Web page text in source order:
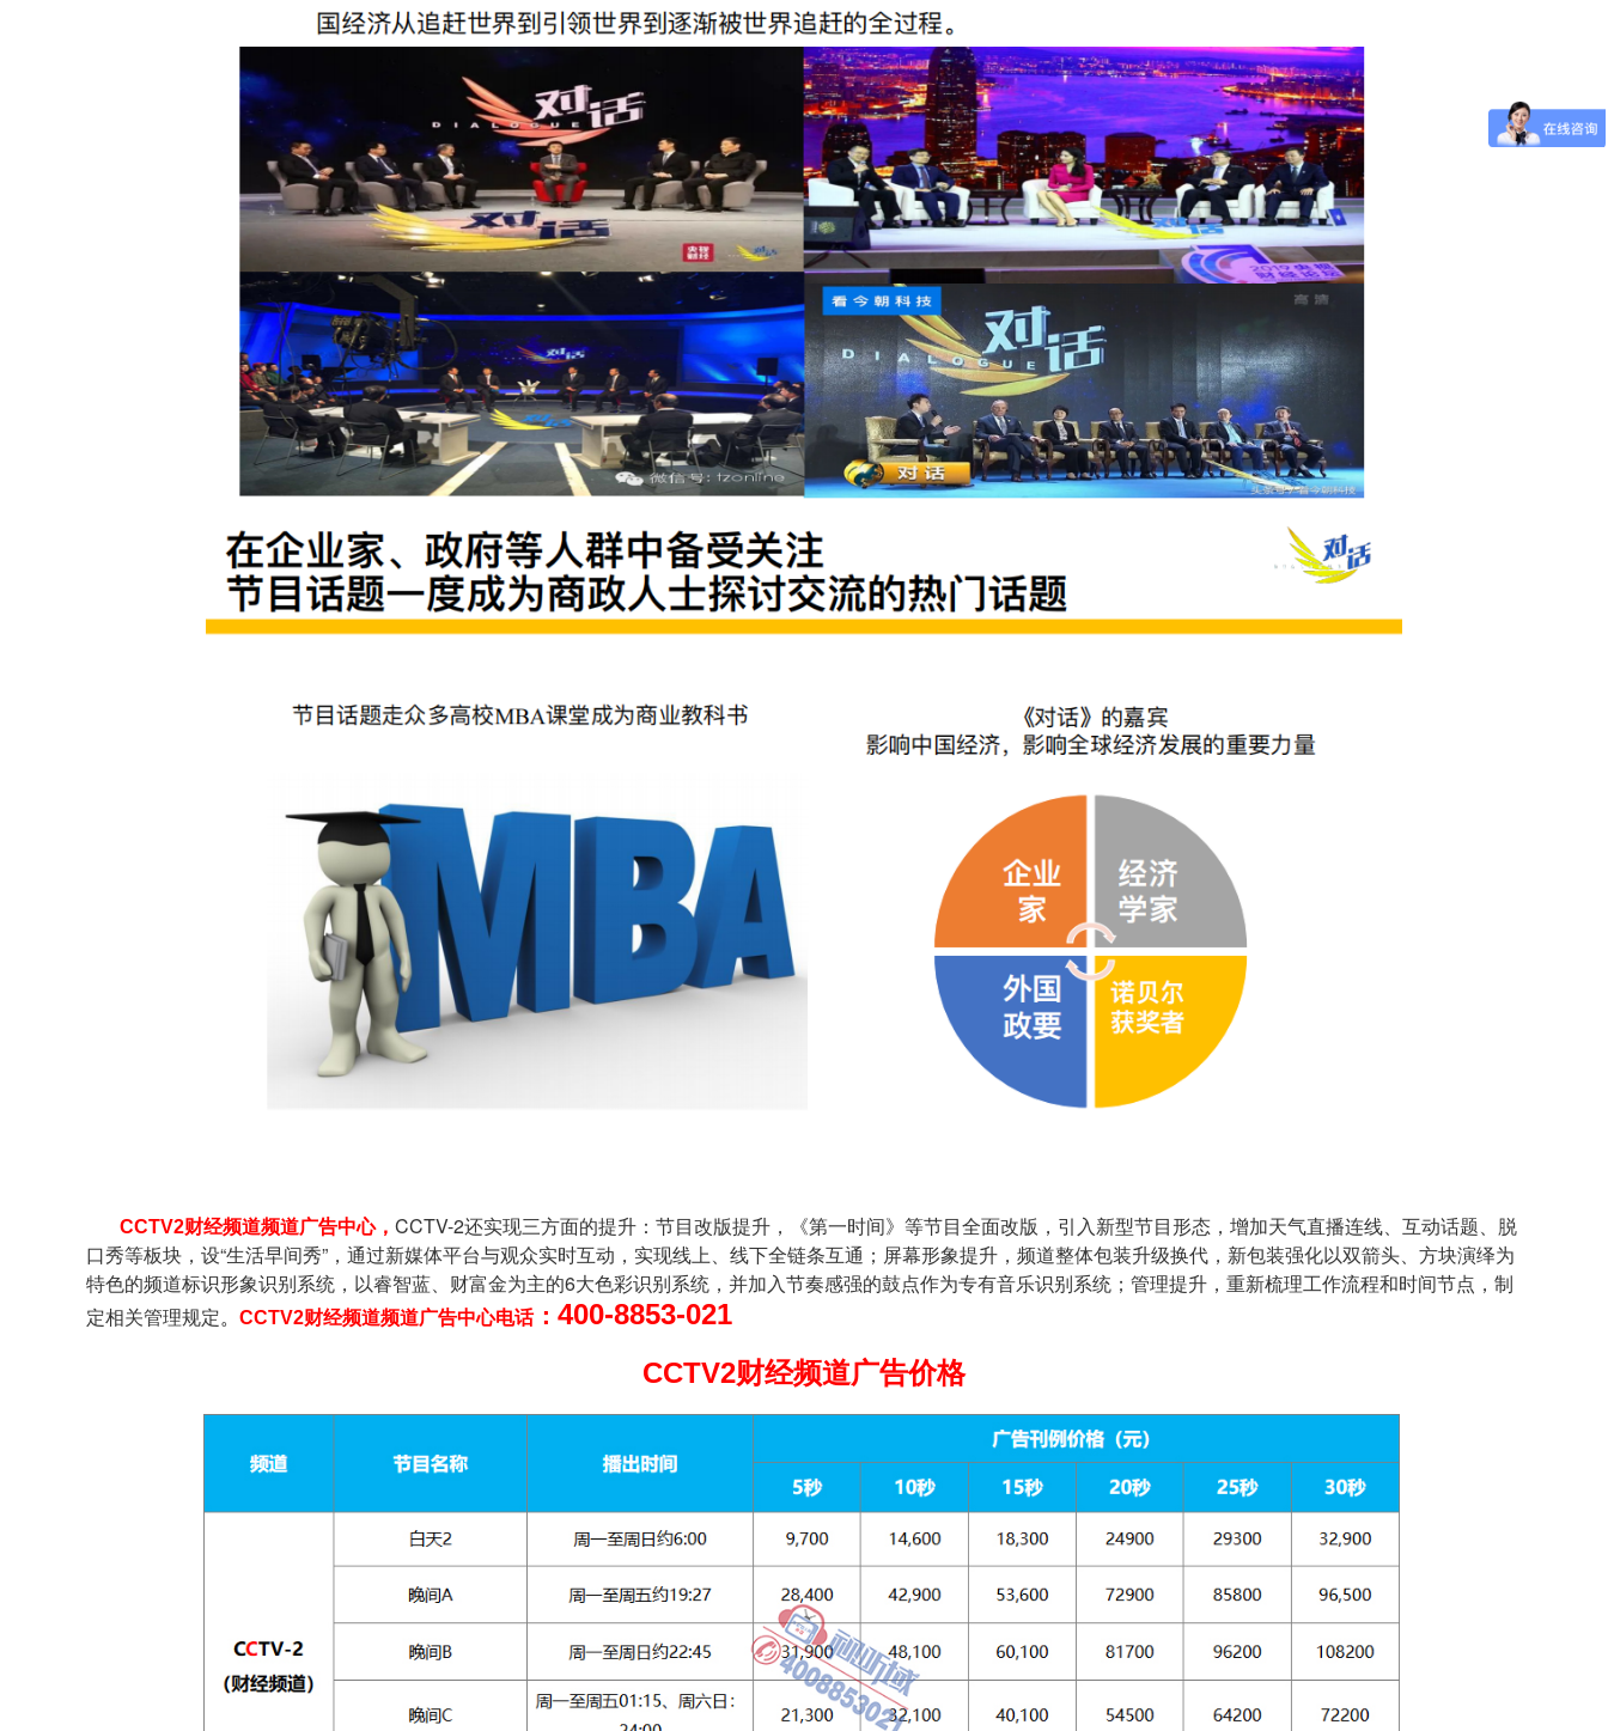
CCTV2财经频道频道广告中心， CCTV-2还实现三方面的提升：节目改版提升，《第一时间》等节目全面改版，引入新型节目形态，增加天气直播连线、互动话题、脱
口秀等板块，设“生活早间秀”，通过新媒体平台与观众实时互动，实现线上、线下全链条互通；屏幕形象提升，频道整体包装升级换代，新包装强化以双箭头、方块演绎为
特色的频道标识形象识别系统，以睿智蓝、财富金为主的6大色彩识别系统，并加入节奏感强的鼓点作为专有音乐识别系统；管理提升，重新梳理工作流程和时间节点，制
定相关管理规定。 CCTV2财经频道频道广告中心电话： 400-8853-021
CCTV2财经频道广告价格